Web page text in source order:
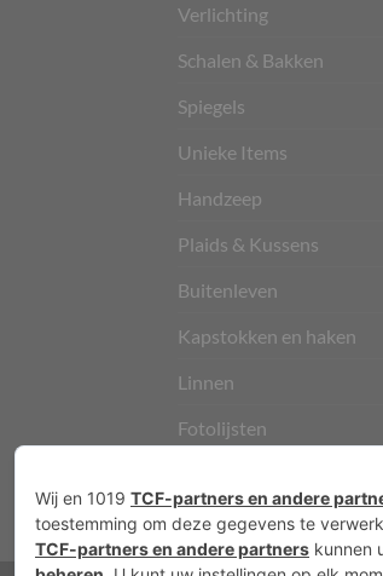
Verlichting
Schalen & Bakken
Spiegels
Unieke Items
Handzeep
Plaids & Kussens
Buitenleven
Kapstokken en haken
Linnen
Fotolijsten